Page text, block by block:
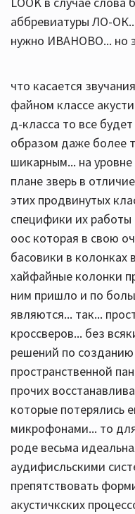
аббревиатуры ЛО-
нужно ИВАНОВО... но
что касается
файном классе
д-класса то все
образом даже более
шикарным... на
плане зверь в
этих продвинутых
специфики их работы
оос которая в свою
басовики в колонках
хайфайные колонки
ним пришло и по
являются... так...
кроссверов... без
решений по
пространственной
прочих
которые потерялись
микрофонами... то
роде весьма
аудифисльскими
препятствовать
акустичкских